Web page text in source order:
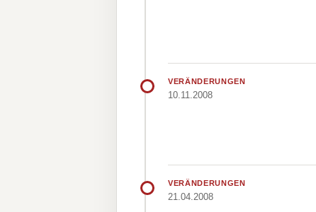
VERÄNDERUNGEN
10.11.2008
VERÄNDERUNGEN
21.04.2008